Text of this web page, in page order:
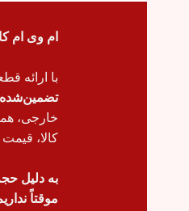
ام وی ام
با ارائه
تضمین‌شده
خارجی،
کالا،
به دلیل
موقتاً